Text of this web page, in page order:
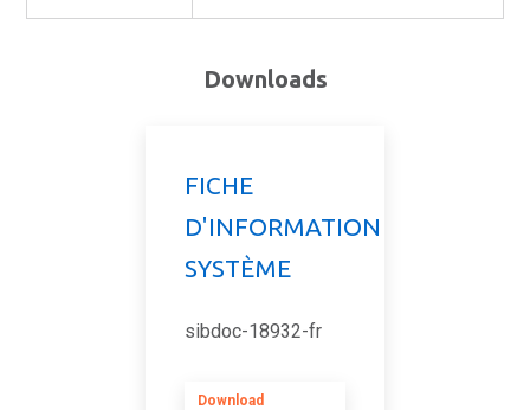
Downloads
FICHE
D'INFORMATION
SYSTÈME
sibdoc-18932-fr
Download